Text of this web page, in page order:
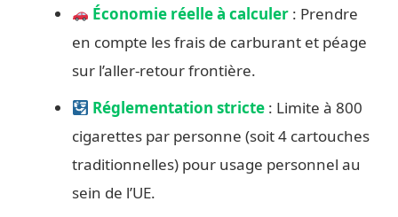
Économie réelle à calculer : Prendre
en compte les frais de carburant et péage
sur l’aller-retour frontière.
Réglementation stricte : Limite à 800
cigarettes par personne (soit 4 cartouches
traditionnelles) pour usage personnel au
sein de l’UE.